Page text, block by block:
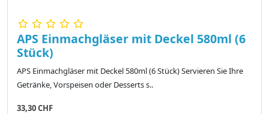
APS Einmachgläser mit Deckel 580ml (6
Stück)
APS Einmachgläser mit Deckel 580ml (6 Stück) Servieren Sie Ihre
Getränke, Vorspeisen oder Desserts s..
33,30 CHF